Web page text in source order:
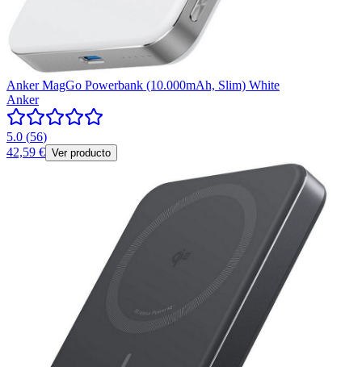
Anker MagGo Powerbank (10.000mAh, Slim) White
Anker
5.0 (56)
42,59 € Ver producto